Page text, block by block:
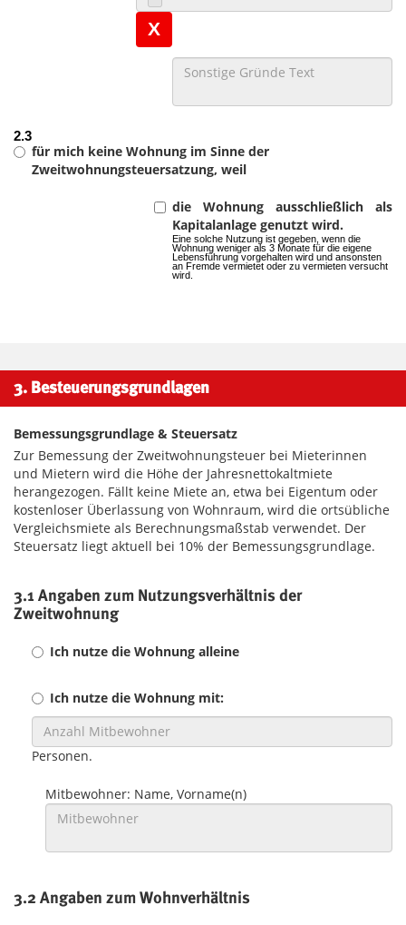
X
2.3
für mich keine Wohnung im Sinne der
Zweitwohnungsteuersatzung, weil
die Wohnung ausschließlich als
Kapitalanlage genutzt wird.
Eine solche Nutzung ist gegeben, wenn die
Wohnung weniger als 3 Monate für die eigene
Lebensführung vorgehalten wird und ansonsten
an Fremde vermietet oder zu vermieten versucht
wird.
3. Besteuerungsgrundlagen
Bemessungsgrundlage & Steuersatz
Zur Bemessung der Zweitwohnungsteuer bei Mieterinnen
und Mietern wird die Höhe der Jahresnettokaltmiete
herangezogen. Fällt keine Miete an, etwa bei Eigentum oder
kostenloser Überlassung von Wohnraum, wird die ortsübliche
Vergleichsmiete als Berechnungsmaßstab verwendet. Der
Steuersatz liegt aktuell bei 10% der Bemessungsgrundlage.
3.1 Angaben zum Nutzungsverhältnis der
Zweitwohnung
Ich nutze die Wohnung alleine
Ich nutze die Wohnung mit:
Personen.
Mitbewohner: Name, Vorname(n)
3.2 Angaben zum Wohnverhältnis